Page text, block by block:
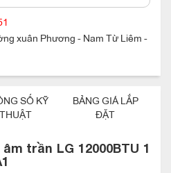
xuân Phương - Nam Từ Liêm -
SỐ KỸ
THUẬT
BẢNG GIÁ LẮP
ĐẶT
trần LG 12000BTU 1